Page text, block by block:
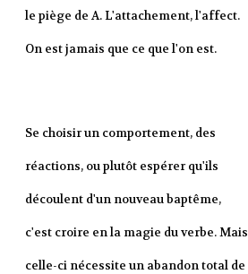
le piège de A. L'attachement, l'affect.
On est jamais que ce que l'on est.
Se choisir un comportement, des
réactions, ou plutôt espérer qu'ils
découlent d'un nouveau baptême,
c'est croire en la magie du verbe.Mais
celle-ci nécessite un abandon total de